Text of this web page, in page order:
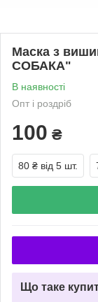
Маска з
СОБАКА"
В наявності
Опт і роздріб
100 ₴
80 ₴ від 5 шт.
Що таке